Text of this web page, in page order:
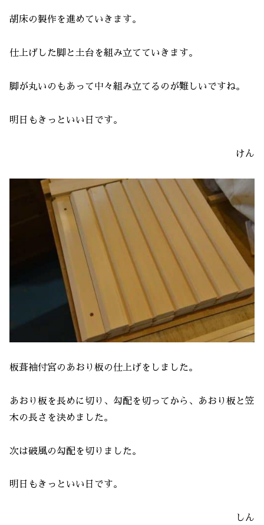
胡床の製作を進めていきます。
仕上げした脚と土台を組み立てていきます。
脚が丸いのもあって中々組み立てるのが難しいですね。
明日もきっといい日です。
けん
板葺袖付宮のあおり板の仕上げをしました。
あおり板を長めに切り、勾配を切ってから、あおり板と笠
木の長さを決めました。
次は破風の勾配を切りました。
明日もきっといい日です。
しん